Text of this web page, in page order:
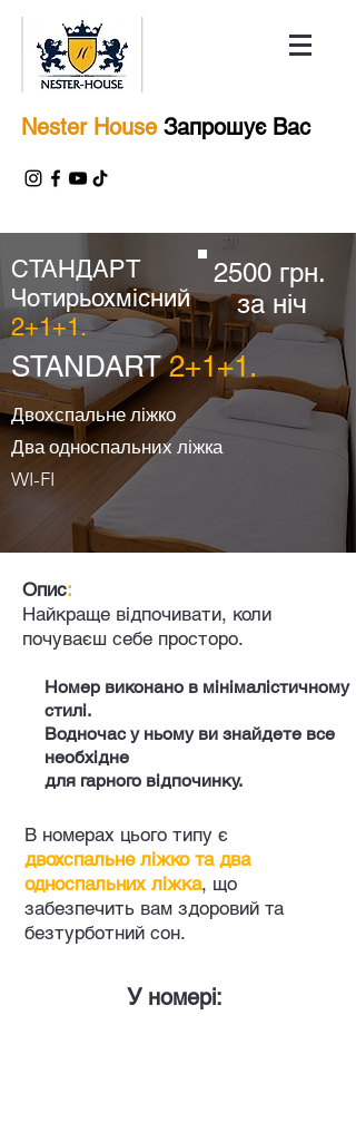
Nester House Запрошує Вас
Двохспальне ліжко
Два односпальних ліжка
WI-FI
СТАНДАРТ
Чотирьохмісний
2+1+1.
2500 грн.
за ніч
STANDART2+1+1.
Опис:
Найкраще відпочивати, коли
почуваєш себе просторо.
Номер виконано в мінімалістичному
стилі.
Водночас у ньому ви знайдете все
необхідне
для гарного відпочинку.
В номерах цього типу є
двохспальне ліжко та два
односпальних ліжка, що
забезпечить вам здоровий та
безтурботний сон.
У номері: